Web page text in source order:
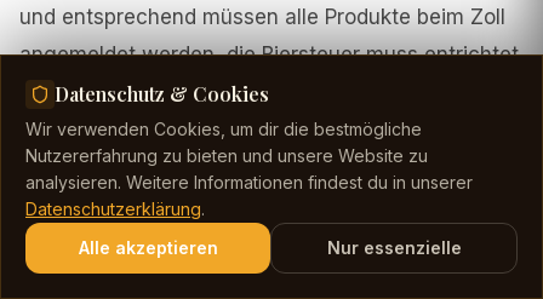
und entsprechend müssen alle Produkte beim Zoll
angemeldet werden, die Biersteuer muss entrichtet
werden und erst dann darf ich es hier dann auch
tatsächlich frei verkaufen. Dieser Prozess ist relativ
langwierig, ich habe keine permanente
Genehmigung, noch nicht. Die haben wir jetzt
beantragt, aber mal schauen, wie lange der Zoll
braucht, um ihn zu bearbeiten. Also deutscher Zoll
Datenschutz & Cookies
Wir verwenden Cookies, um dir die bestmögliche
Nutzererfahrung zu bieten und unsere Website zu
analysieren. Weitere Informationen findest du in unserer
Datenschutzerklärung.
Alle akzeptieren
Nur essenzielle